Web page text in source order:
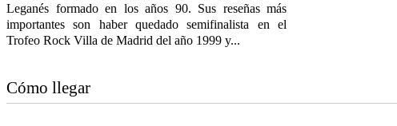
Leganés formado en los años 90. Sus reseñas más
importantes son haber quedado semifinalista en el
Trofeo Rock Villa de Madrid del año 1999 y...
Cómo llegar